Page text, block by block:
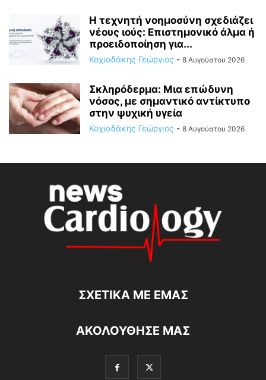
Η τεχνητή νοημοσύνη σχεδιάζει
νέους ιούς: Επιστημονικό άλμα ή
προειδοποίηση για...
Κοχιαδάκης Γεώργιος - 8 Αυγούστου 2026
Σκληρόδερμα: Μια επώδυνη
νόσος, με σημαντικό αντίκτυπο
στην ψυχική υγεία
Κοχιαδάκης Γεώργιος - 8 Αυγούστου 2026
ΣΧΕΤΙΚΆ ΜΕ ΕΜΆΣ
ΑΚΟΛΟΥΘΗΣΕ ΜΑΣ